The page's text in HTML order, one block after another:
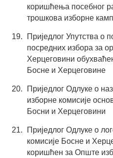
коришћења посебног
трошкова изборне
Приједлог Упутства о
посредних избора за
Херцеговини
Босне и Херцеговине
Приједлог Одлуке о
изборне комисије
Босни и Херцеговини
Приједлог Одлуке о
комисије Босне и
коришћен за Опште